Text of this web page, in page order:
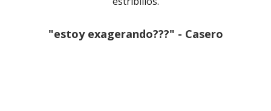
"estoy exagerando???" - Casero